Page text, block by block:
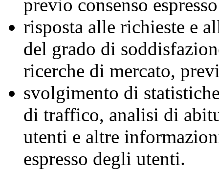
previo consenso
risposta alle richieste e
del grado di
ricerche di mercato,
svolgimento di
di traffico, analisi di
utenti e altre
espresso degli utenti.